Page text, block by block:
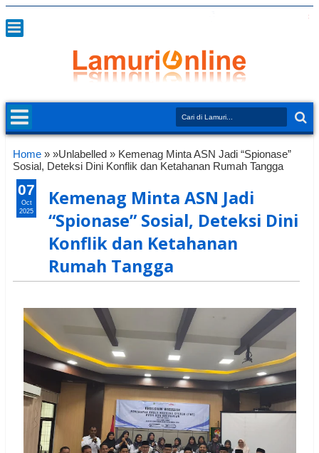
Home » »Unlabelled » Kemenag Minta ASN Jadi “Spionase”
Sosial, Deteksi Dini Konflik dan Ketahanan Rumah Tangga
Kemenag Minta ASN Jadi
“Spionase” Sosial, Deteksi Dini
Konflik dan Ketahanan
Rumah Tangga
07
Oct
2025